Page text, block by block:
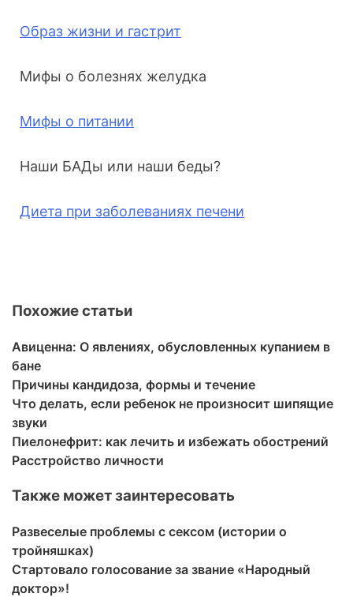
Образ жизни и гастрит
Мифы о болезнях желудка
Мифы о питании
Наши БАДы или наши беды?
Диета при заболеваниях печени
Похожие статьи
Авиценна: О явлениях, обусловленных купанием в
бане
Причины кандидоза, формы и течение
Что делать, если ребенок не произносит шипящие
звуки
Пиелонефрит: как лечить и избежать обострений
Расстройство личности
Также может заинтересовать
Развеселые проблемы с сексом (истории о
тройняшках)
Стартовало голосование за звание «Народный
доктор»!